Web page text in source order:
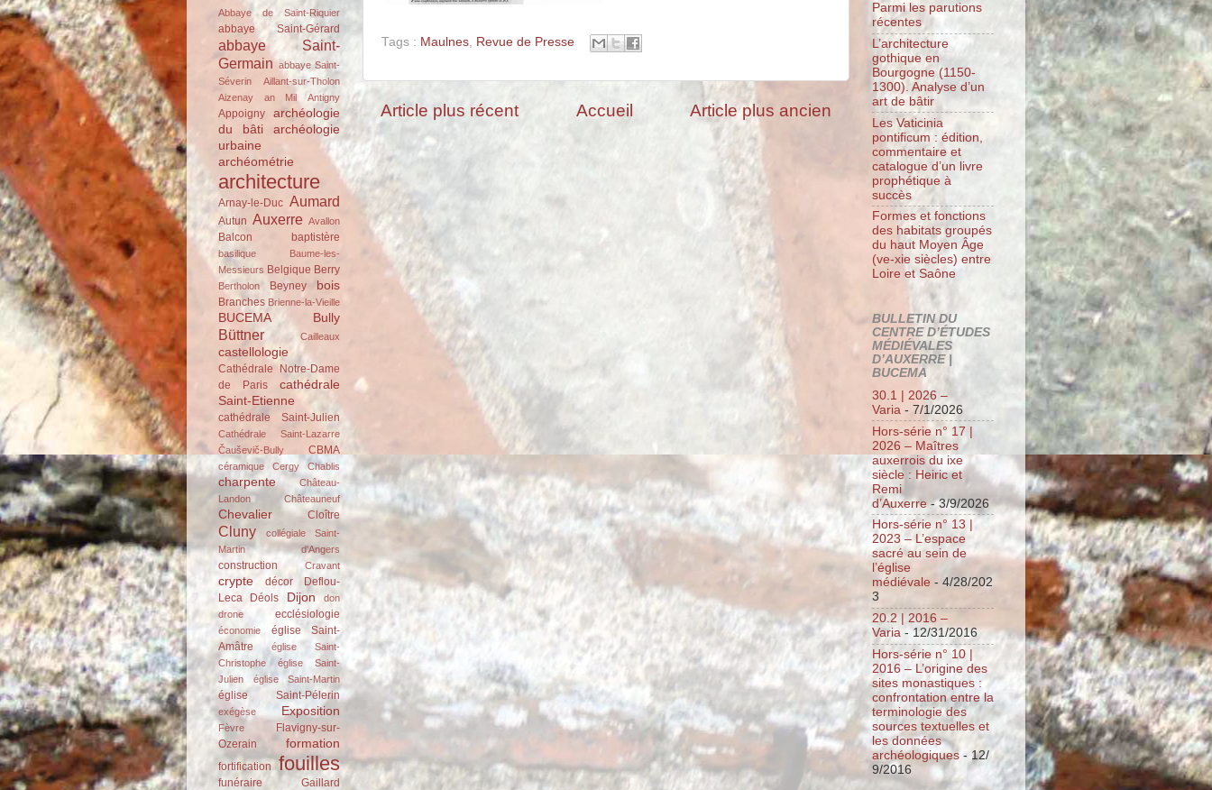
Tags : Maulnes, Revue de Presse
Article plus récent Article plus ancien
Accueil
Abbaye de Saint-Riquier
abbaye Saint-Gérard
abbaye Saint-
Germain abbaye Saint-
Séverin
Aillant-sur-Tholon
Aizenay
an Mil Antigny
Appoigny
archéologie
du bâti
archéologie
urbaine
archéométrie
architecture
Arnay-le-Duc Aumard
Autun Auxerre Avallon
Balcon baptistère
basilique
Baume-les-
Messieurs Belgique Berry
Bertholon Beyney bois
Branches Brienne-la-Vieille
BUCEMA Bully
Büttner Cailleaux
castellologie
Cathédrale Notre-Dame
de Paris
cathédrale
Saint-Etienne
cathédrale Saint-Julien
Cathédrale Saint-Lazarre
Čauševič-Bully
CBMA
céramique Cergy Chablis
charpente
Château-
Landon
Châteauneuf
Chevalier Cloître
Cluny
collégiale Saint-
Martin d'Angers
construction Cravant
crypte décor
Deflou-
Leca
Déols Dijon
don
drone
ecclésiologie
économie
église Saint-
Amâtre
église Saint-
Christophe
église Saint-
Julien
église Saint-Martin
église Saint-Pélerin
exégèse Exposition
Fèvre
Flavigny-sur-
Ozerain
formation
fortification fouilles
funéraire Gaillard
Parmi les parutions
récentes
L’architecture
gothique en
Bourgogne (1150-
1300). Analyse d’un
art de bâtir
Les Vaticinia
pontificum : édition,
commentaire et
catalogue d’un livre
prophétique à
succès
Formes et fonctions
des habitats groupés
du haut Moyen Âge
(ve-xie siècles) entre
Loire et Saône
BULLETIN DU
CENTRE D’ÉTUDES
MÉDIÉVALES
D’AUXERRE |
BUCEMA
30.1 | 2026 –
Varia - 7/1/2026
Hors-série n° 17 |
2026 – Maîtres
auxerrois du ixe
siècle : Heiric et
Remi
d’Auxerre- 3/9/2026
Hors-série n° 13 |
2023 – L’espace
sacré au sein de
l’église
médiévale - 4/28/202
3
20.2 | 2016 –
Varia - 12/31/2016
Hors-série n° 10 |
2016 – L’origine des
sites monastiques :
confrontation entre la
terminologie des
sources textuelles et
les données
archéologiques - 12/
9/2016